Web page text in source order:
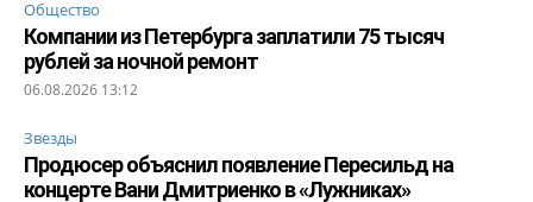
Общество
Компании из Петербурга заплатили 75 тысяч
рублей за ночной ремонт
06.08.2026 13:12
Звезды
Продюсер объяснил появление Пересильд на
концерте Вани Дмитриенко в «Лужниках»